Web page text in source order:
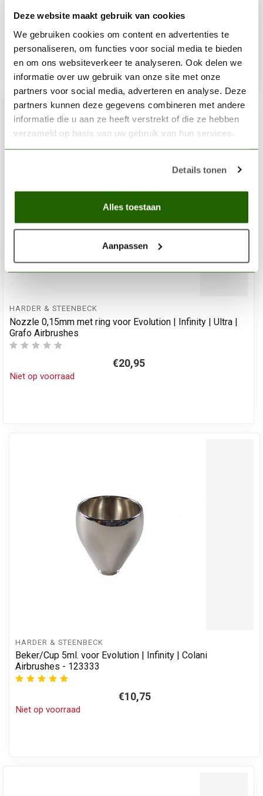
Deze website maakt gebruik van cookies
We gebruiken cookies om content en advertenties te
personaliseren, om functies voor social media te bieden
en om ons websiteverkeer te analyseren. Ook delen we
informatie over uw gebruik van onze site met onze
partners voor social media, adverteren en analyse. Deze
partners kunnen deze gegevens combineren met andere
informatie die u aan ze heeft verstrekt of die ze hebben
verzameld op basis van uw gebruik van hun services.
Details tonen
Alles toestaan
Aanpassen
€6,50
Niet op voorraad
HARDER & STEENBECK
Nozzle 0,15mm met ring voor Evolution | Infinity | Ultra |
Grafo Airbrushes
€20,95
Niet op voorraad
HARDER & STEENBECK
Beker/Cup 5ml. voor Evolution | Infinity | Colani
Airbrushes - 123333
€10,75
Niet op voorraad